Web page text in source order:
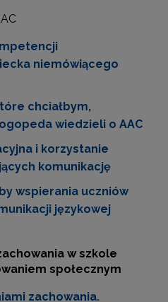
niemówiącego
chciałbym,
wiedzieli o AAC
i korzystanie
komunikację
wspierania uczniów
językowej
w szkole
społecznym
zachowania.